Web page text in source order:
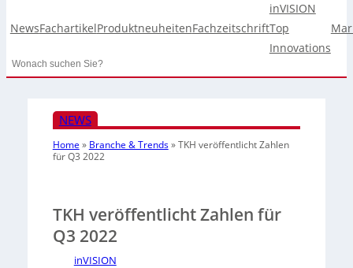
NewsFachartikelProduktneuheitenFachzeitschrift
inVISION
Top
Innovations
Search
NEWS
Home » Branche & Trends»TKH veröffentlicht Zahlen
für Q3 2022
TKH veröffentlicht Zahlen für
Q3 2022
inVISION